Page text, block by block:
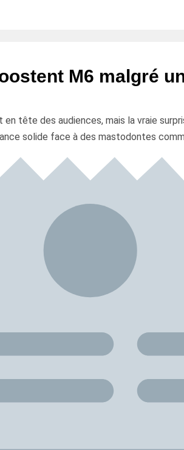
M6 malgré
en tête des audiences, mais la vraie
solide face à des mastodontes